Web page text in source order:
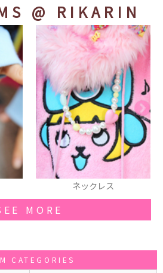
@ RIKARIN
ネックレス
MORE
CATEGORIES